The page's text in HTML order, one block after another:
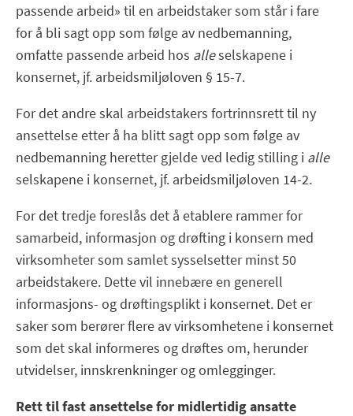
passende arbeid» til en arbeidstaker som står i fare
for å bli sagt opp som følge av nedbemanning,
omfatte passende arbeid hos alleselskapene i
konsernet, jf. arbeidsmiljøloven § 15-7.
For det andre skal arbeidstakers fortrinnsrett til ny
ansettelse etter å ha blitt sagt opp som følge av
nedbemanning heretter gjelde ved ledig stilling i alle
selskapene i konsernet, jf. arbeidsmiljøloven 14-2.
For det tredje foreslås det å etablere rammer for
samarbeid, informasjon og drøfting i konsern med
virksomheter som samlet sysselsetter minst 50
arbeidstakere. Dette vil innebære en generell
informasjons- og drøftingsplikt i konsernet. Det er
saker som berører flere av virksomhetene i konsernet
som det skal informeres og drøftes om, herunder
utvidelser, innskrenkninger og omlegginger.
Rett til fast ansettelse for midlertidig ansatte